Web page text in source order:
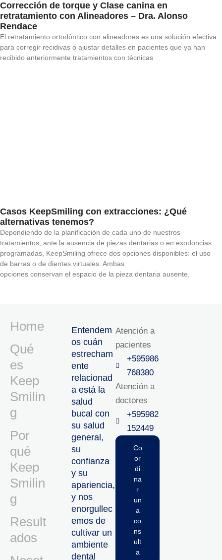
Corrección de torque y Clase canina en
retratamiento con Alineadores – Dra. Alonso
Rendace
El retratamiento ortodóntico con alineadores es una solución efectiva
para corregir recidivas o ajustar detalles en pacientes que ya han
recibido anteriormente tratamientos con técnicas
Casos KeepSmiling con extracciones: ¿Qué
alternativas tenemos?
Dependiendo de la planificación de cada uno de nuestros
tratamientos, ante la ausencia de piezas dentarias o en exodoncias
programadas, KeepSmiling ofrece dos opciones disponibles: el uso
de barras o de dientes virtuales. Ambas
opciones conservan el espacio de la pieza dentaria ausente,
Home
Qué
es
Keep
Smilin
g
Por
qué
Keep
Smilin
g
Result
ados
Entendem
os cuán
estrecham
ente
relacionad
a está la
salud
bucal con
su salud
general,
su
confianza
y su
apariencia,
y nos
enorgullec
emos de
cultivar un
ambiente
dental
Atención a
pacientes
+595986
768380
Atención a
doctores
+595982
152449‬
Co
or
di
na
r
un
a
co
ns
ult
a